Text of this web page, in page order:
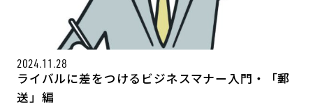
2024.11.28
ライバルに差をつけるビジネスマナー入門・「郵
送」編